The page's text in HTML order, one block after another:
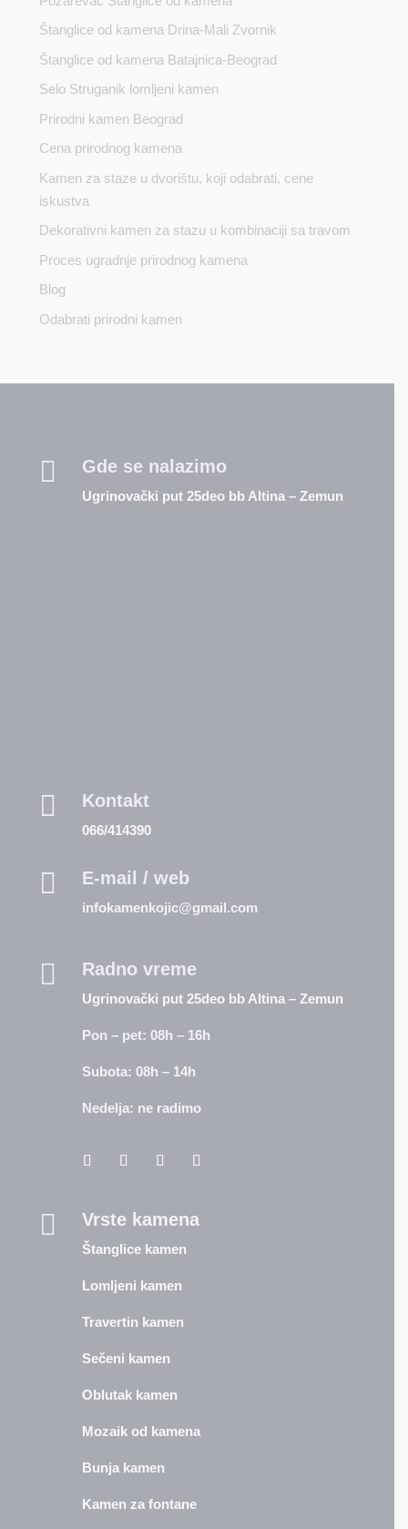
Štanglice od kamena Drina-Mali Zvornik
Štanglice od kamena Batajnica-Beograd
Selo Struganik lomljeni kamen
Prirodni kamen Beograd
Cena prirodnog kamena
Kamen za staze u dvorištu, koji odabrati, cene
iskustva
Dekorativni kamen za stazu u kombinaciji sa travom
Proces ugradnje prirodnog kamena
Blog
Odabrati prirodni kamen
 Gde se nalazimo
Ugrinovački put 25deo bb Altina – Zemun
 Kontakt
066/414390
 E-mail / web
infokamenkojic@gmail.com
 Radno vreme
Ugrinovački put 25deo bb Altina – Zemun
Pon – pet: 08h – 16h
Subota: 08h – 14h
Nedelja: ne radimo
 Vrste kamena
Štanglice kamen
Lomljeni kamen
Travertin kamen
Sečeni kamen
Oblutak kamen
Mozaik od kamena
Bunja kamen
Kamen za fontane